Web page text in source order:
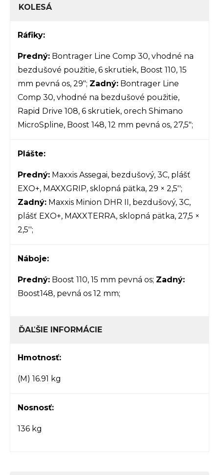
KOLESÁ
Ráfiky:
Predný: Bontrager Line Comp 30, vhodné na
bezdušové použitie, 6 skrutiek, Boost 110, 15
mm pevná os, 29"; Zadný: Bontrager Line
Comp 30, vhodné na bezdušové použitie,
Rapid Drive 108, 6 skrutiek, orech Shimano
MicroSpline, Boost 148, 12 mm pevná os, 27,5";
Plášte:
Predný: Maxxis Assegai, bezdušový, 3C, plášť
EXO+, MAXXGRIP, sklopná pätka, 29 × 2,5'';
Zadný: Maxxis Minion DHR II, bezdušový, 3C,
plášť EXO+, MAXXTERRA, sklopná pätka, 27,5 ×
2,5'';
Náboje:
Predný: Boost 110, 15 mm pevná os; Zadný:
Boost148, pevná os 12 mm;
ĎAĽŠIE INFORMÁCIE
Hmotnosť:
(M) 16.91 kg
Nosnosť:
136 kg